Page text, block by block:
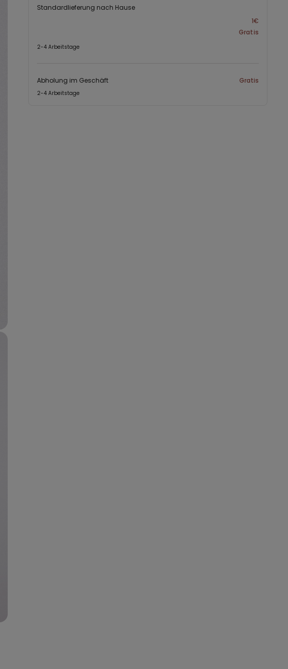
Standardlieferung nach Hause
1€
Gratis
2-4 Arbeitstage
Abholung im Geschäft Gratis
2-4 Arbeitstage